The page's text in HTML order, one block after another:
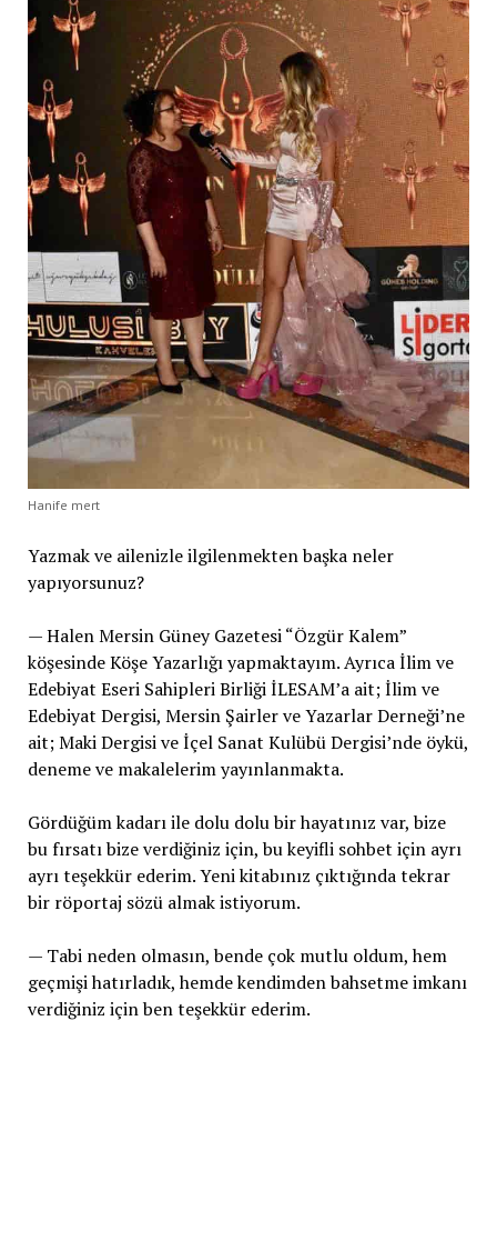
Hanife mert
Yazmak ve ailenizle ilgilenmekten başka neler
yapıyorsunuz?
— Halen Mersin Güney Gazetesi “Özgür Kalem”
köşesinde Köşe Yazarlığı yapmaktayım. Ayrıca İlim ve
Edebiyat Eseri Sahipleri Birliği İLESAM’a ait; İlim ve
Edebiyat Dergisi, Mersin Şairler ve Yazarlar Derneği’ne
ait; Maki Dergisi ve İçel Sanat Kulübü Dergisi’nde öykü,
deneme ve makalelerim yayınlanmakta.
Gördüğüm kadarı ile dolu dolu bir hayatınız var, bize
bu fırsatı bize verdiğiniz için, bu keyifli sohbet için ayrı
ayrı teşekkür ederim. Yeni kitabınız çıktığında tekrar
bir röportaj sözü almak istiyorum.
— Tabi neden olmasın, bende çok mutlu oldum, hem
geçmişi hatırladık, hemde kendimden bahsetme imkanı
verdiğiniz için ben teşekkür ederim.